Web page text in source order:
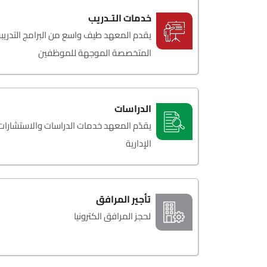
خدمات التـدريب
يقدم المعهد طيف واسع من البرامج
المتخصصة الموجهة للموظفين
الدراسات
يقدّم المعهد خدمات الدراسات
الإدارية
تأجير المرافق
لحجز المرافق الكترونيا